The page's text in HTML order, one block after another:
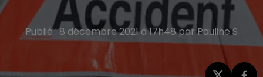
Publié : 8 décembre 2021 à 17h48 par Pauline S